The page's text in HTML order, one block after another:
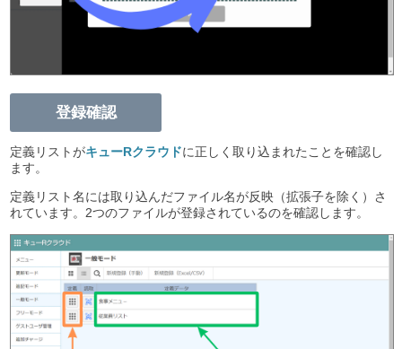
登録確認
定義リストがキューRクラウドに正しく取り込まれたことを確認し
ます。
定義リスト名には取り込んだファイル名が反映（拡張子を除く）さ
れています。2つのファイルが登録されているのを確認します。